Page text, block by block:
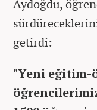
Aydoğdu,
getirdi:
"Yeni eğitim-